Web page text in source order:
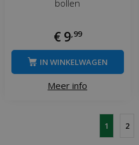
bollen
€ 9, 99
Meer info
IN WINKELWAGEN
1 2